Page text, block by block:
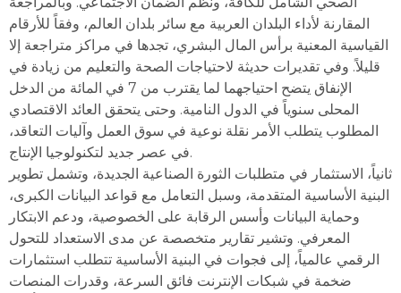
المقارنة لأداء البلدان العربية مع سائر بلدان العالم، وفقاً للأرقام
القياسية المعنية برأس المال البشري، تجدها في مراكز متراجعة إلا
قليلاً. وفي تقديرات حديثة لاحتياجات الصحة والتعليم من زيادة في
الإنفاق يتضح احتياجهما لما يقترب من 7 في المائة من الدخل
المحلى سنوياً في الدول النامية. وحتى يتحقق العائد الاقتصادي
المطلوب يتطلب الأمر نقلة نوعية في سوق العمل وآليات التعاقد،
في عصر جديد لتكنولوجيا الإنتاج.
ثانياً، الاستثمار في متطلبات الثورة الصناعية الجديدة، وتشمل تطوير
البنية الأساسية المتقدمة، وسبل التعامل مع قواعد البيانات الكبرى،
وحماية البيانات وأسس الرقابة على الخصوصية، ودعم الابتكار
المعرفي. وتشير تقارير متخصصة عن مدى الاستعداد للتحول
الرقمي عالمياً، إلى فجوات في البنية الأساسية تتطلب استثمارات
ضخمة في شبكات الإنترنت فائق السرعة، وقدرات المنصات